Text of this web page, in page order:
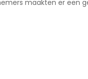
maakten er een